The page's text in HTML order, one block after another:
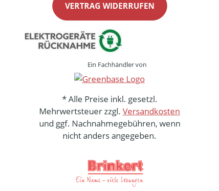
VERTRAG WIDERRUFEN
Ein Fachhändler von
* Alle Preise inkl. gesetzl.
Mehrwertsteuer zzgl. Versandkosten
und ggf. Nachnahmegebühren, wenn
nicht anders angegeben.